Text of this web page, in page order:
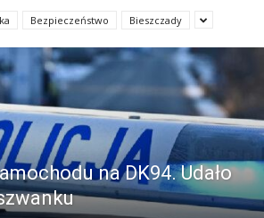
Bezpieczeństwo Bieszczady
na DK94. Udało